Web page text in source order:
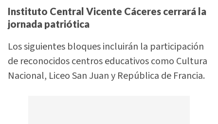
Instituto Central Vicente Cáceres cerrará la
jornada patriótica
Los siguientes bloques incluirán la participación
de reconocidos centros educativos como Cultura
Nacional, Liceo San Juan y República de Francia.